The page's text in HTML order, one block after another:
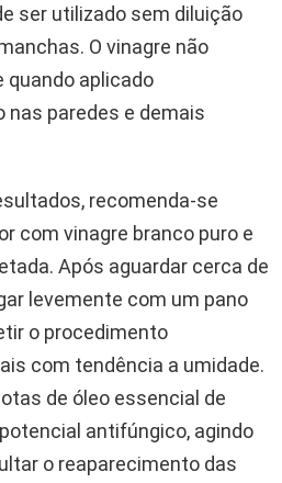
ser utilizado sem diluição
O vinagre não
quando aplicado
paredes e demais
recomenda-se
com vinagre branco puro e
Após aguardar cerca de
levemente com um pano
o procedimento
com tendência a umidade.
de óleo essencial de
antifúngico, agindo
o reaparecimento das